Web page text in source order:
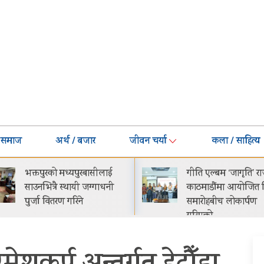
समाज अर्थ / बजार जीवन चर्या कला / साहित्य
गीति एल्बम ‘जागृति’ राजधानी
काठमाडौंमा आयोजित विशेष
समारोहबीच लोकार्पण
नेपालमा प्रोटोन इ.मास ५
सार्वजनिक सुरुवाती
२९.९९ लाख